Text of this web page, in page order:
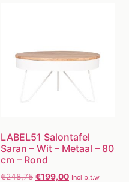
LABEL51 Salontafel
Saran – Wit – Metaal – 80
cm – Rond
€248,75 €199,00 Incl b.t.w